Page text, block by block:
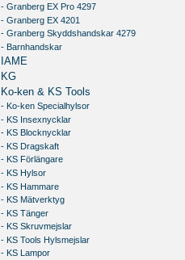
- Granberg EX Pro 4297
- Granberg EX 4201
- Granberg Skyddshandskar 4279
- Barnhandskar
IAME
KG
Ko-ken & KS Tools
- Ko-ken Specialhylsor
- KS Insexnycklar
- KS Blocknycklar
- KS Dragskaft
- KS Förlängare
- KS Hylsor
- KS Hammare
- KS Mätverktyg
- KS Tänger
- KS Skruvmejslar
- KS Tools Hylsmejslar
- KS Lampor